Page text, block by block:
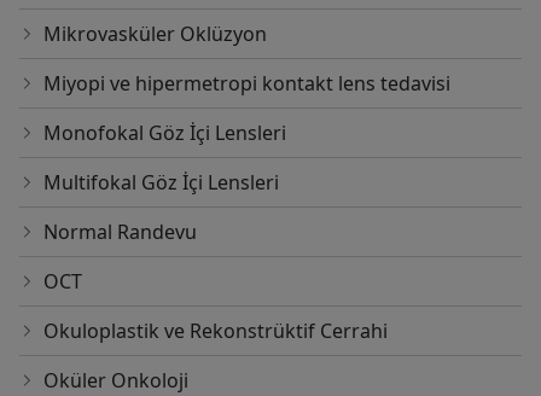
Mikrovasküler Oklüzyon
Miyopi ve hipermetropi kontakt lens tedavisi
Monofokal Göz İçi Lensleri
Multifokal Göz İçi Lensleri
Normal Randevu
OCT
Okuloplastik ve Rekonstrüktif Cerrahi
Oküler Onkoloji